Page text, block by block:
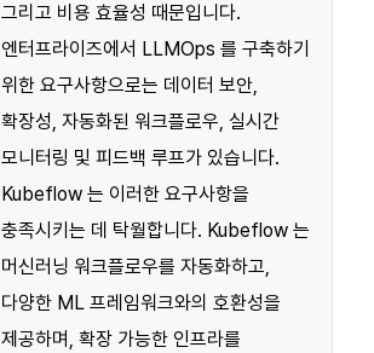
그리고 비용 효율성 때문입니다.
엔터프라이즈에서 LLMOps 를 구축하기
위한 요구사항으로는 데이터 보안,
확장성, 자동화된 워크플로우, 실시간
모니터링 및 피드백 루프가 있습니다.
Kubeflow 는 이러한 요구사항을
충족시키는 데 탁월합니다. Kubeflow 는
머신러닝 워크플로우를 자동화하고,
다양한 ML 프레임워크와의 호환성을
제공하며, 확장 가능한 인프라를